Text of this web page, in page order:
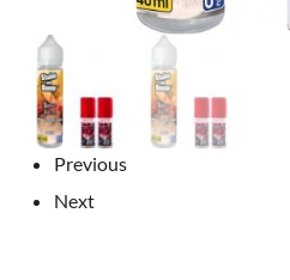
Previous
Next